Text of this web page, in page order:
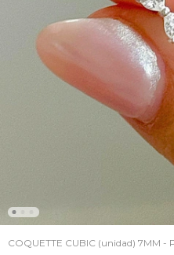
COQUETTE CUBIC (unidad) 7MM -